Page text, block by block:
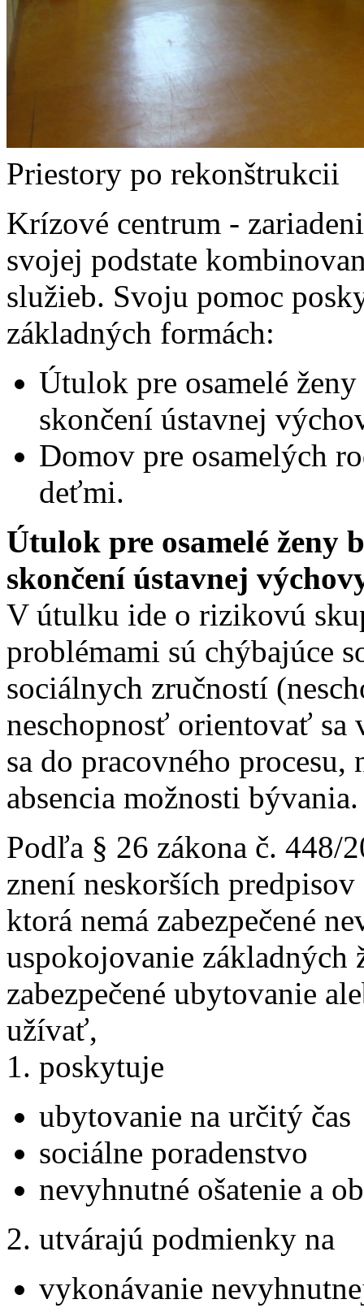
Priestory po rekonštrukcii
Krízové centrum -
svojej podstate
služieb. Svoju pomoc
základných formách:
Útulok pre osamelé
skončení ústavnej
Domov pre osamelých
deťmi.
Útulok pre osamelé ženy
skončení ústavnej
V útulku ide o rizikovú
problémami sú chýbajúce
sociálnych zručností
neschopnosť orientovať sa
sa do pracovného procesu,
absencia možnosti
Podľa § 26 zákona č. 448/
znení neskorších
ktorá nemá zabezpečené
uspokojovanie základných
zabezpečené ubytovanie
užívať,
1. poskytuje
ubytovanie na určitý čas
sociálne poradenstvo
nevyhnutné ošatenie a
2. utvárajú podmienky na
vykonávanie